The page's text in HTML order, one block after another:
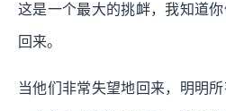
这是一个最大的挑衅，我知道
回来。
当他们非常失望地回来，明明